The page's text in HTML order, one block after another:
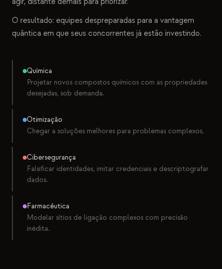
O resultado: equipes despreparadas para a vantagem
quântica em que seus concorrentes já estão investindo.
Química
Projetar novos compostos químicos com as propriedades
desejadas, sob demanda.
Otimização
Chegar a soluções melhores para problemas complexos.
Cibersegurança
Falsificar identidades, imitar credenciais e descriptografar
dados.
Farmacêutica
Modelar sítios de ligação complexos com precisão
inédita.